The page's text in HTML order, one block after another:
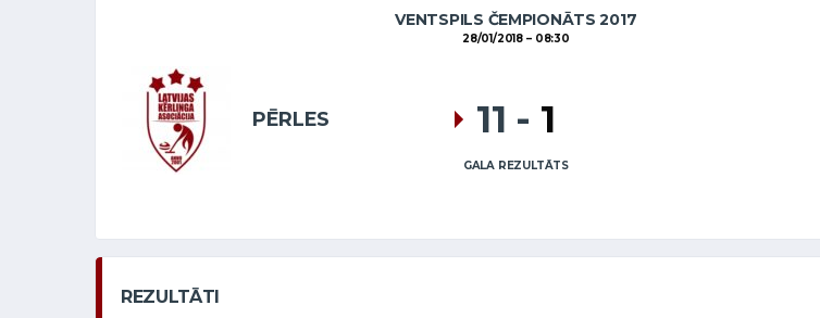
VENTSPILS ČEMPIONĀTS 2017
28/01/2018 08:30
PĒRLES 11 - 1
GALA REZULTĀTS
REZULTĀTI